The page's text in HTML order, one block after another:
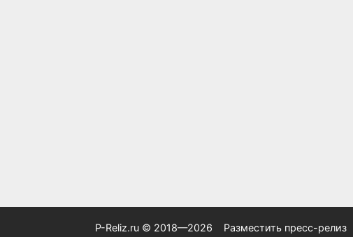
P-Reliz.ru © 2018—2026 Разместить пресс-релиз